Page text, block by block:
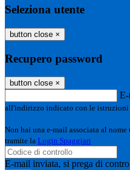
Seleziona utente
button close ×
Recupero password
button close ×
all'indirizzo indicato con le istruzioni
Non hai una e-mail associata al
tramite la Login Spaggiari
E-mail inviata, si prega di